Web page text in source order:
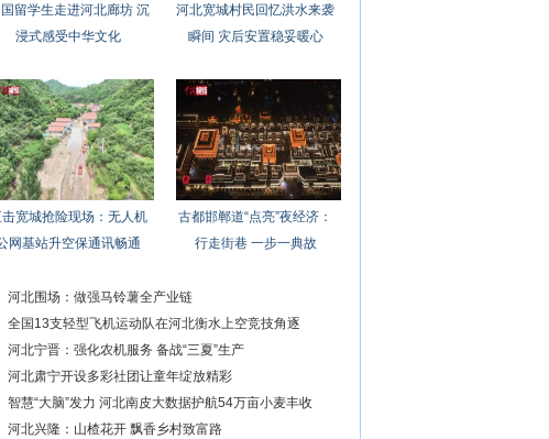
留学生走进河北廊坊 沉
浸式感受中华文化
河北宽城村民回忆洪水来袭
瞬间 灾后安置稳妥暖心
宽城抢险现场：无人机
网基站升空保通讯畅通
古都邯郸道“点亮”夜经济：
行走街巷 一步一典故
河北围场：做强马铃薯全产业链
全国13支轻型飞机运动队在河北衡水上空竞技角逐
河北宁晋：强化农机服务 备战“三夏”生产
河北肃宁开设多彩社团让童年绽放精彩
智慧“大脑”发力 河北南皮大数据护航54万亩小麦丰收
河北兴隆：山楂花开 飘香乡村致富路